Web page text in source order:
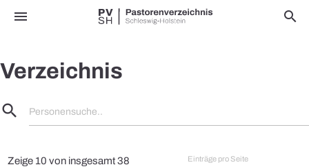
menu search
Verzeichnis
search Personensuche..
Zeige 10 von insgesamt 38
Einträge pro Seite